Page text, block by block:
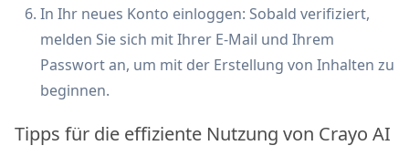
In Ihr neues Konto einloggen: Sobald verifiziert,
melden Sie sich mit Ihrer E-Mail und Ihrem
Passwort an, um mit der Erstellung von Inhalten zu
beginnen.
Tipps für die effiziente Nutzung von Crayo AI